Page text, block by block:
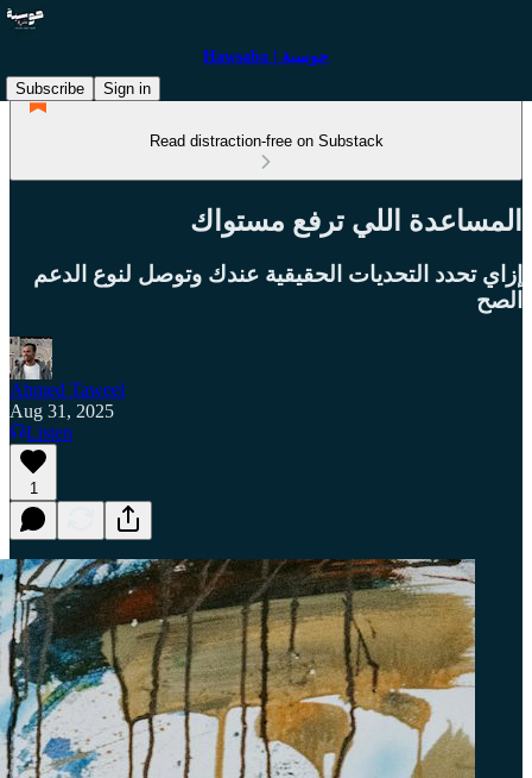
Hawsaba | حوسبة
Subscribe
Sign in
Read distraction-free on Substack
المساعدة اللي ترفع مستواك
إزاي تحدد التحديات الحقيقية عندك وتوصل لنوع الدعم
الصح
Ahmed Taweel
Aug 31, 2025
Listen
1